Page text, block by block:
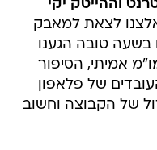
וההייטק יקי
לצאת למאבק
בשעה טובה הגענו
אמיתי, הסיפור
של פלאפון
של הקבוצה וחשוב